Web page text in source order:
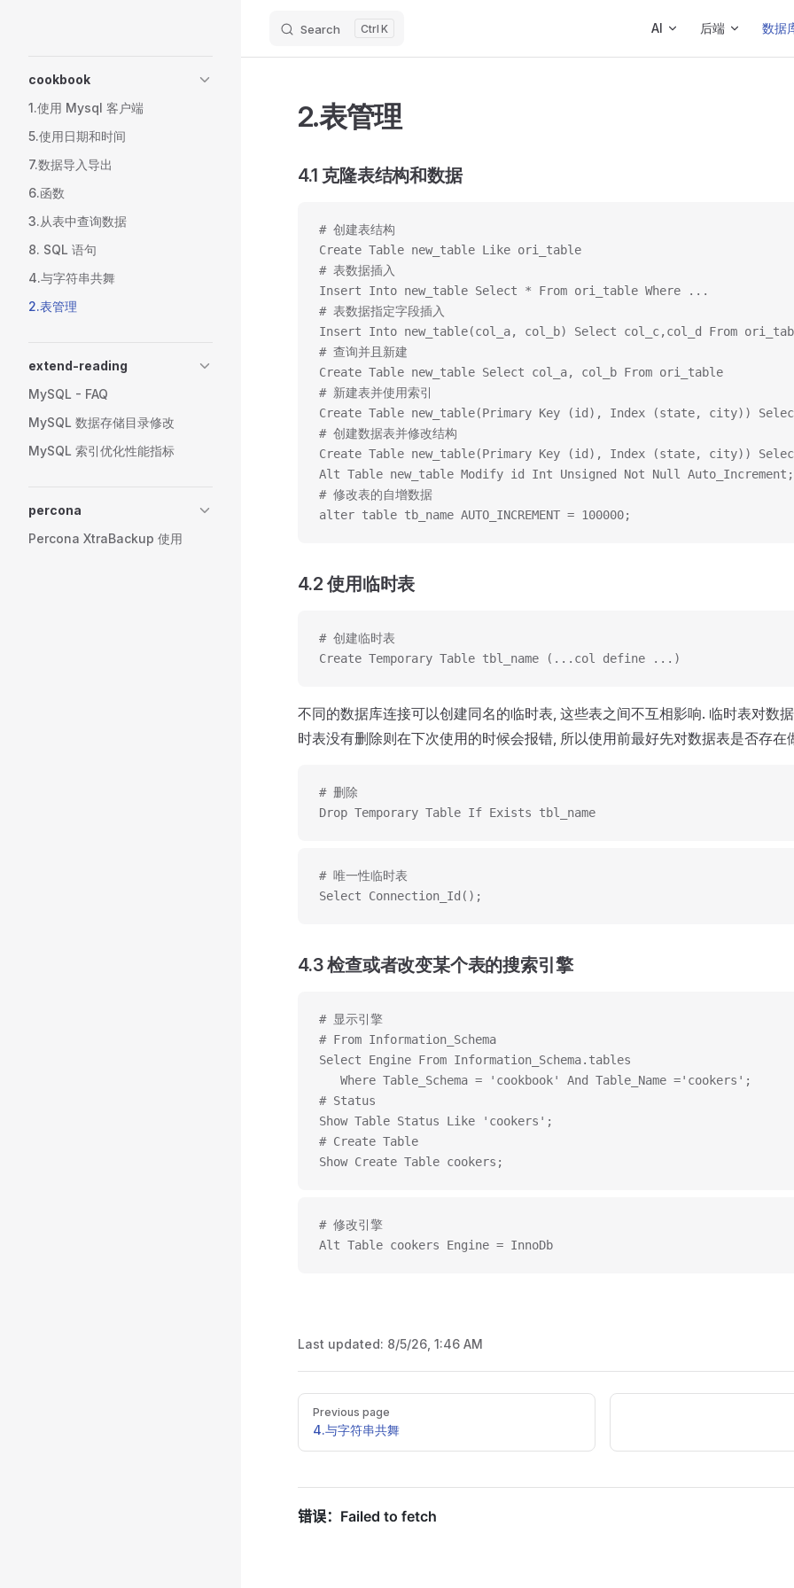
Search K AI 后端 数据
cookbook
1.使用 Mysql 客户端
5.使用日期和时间
7.数据导入导出
6.函数
3.从表中查询数据
8. SQL 语句
4.与字符串共舞
2.表管理
extend-reading
MySQL - FAQ
MySQL 数据存储目录修改
MySQL 索引优化性能指标
percona
Percona XtraBackup 使用
2.表管理
4.1 克隆表结构和数据
# 创建表结构
Create Table new_table Like ori_table
# 表数据插入
Insert Into new_table Select * From ori_table Where ...
# 表数据指定字段插入
Insert Into new_table(col_a, col_b) Select col_c,col_d From
# 查询并且新建
Create Table new_table Select col_a, col_b From ori_table
# 新建表并使用索引
Create Table new_table(Primary Key (id), Index (state, city))
# 创建数据表并修改结构
Create Table new_table(Primary Key (id), Index (state, city))
Alt Table new_table Modify id Int Unsigned Not Null Auto_Increment;
# 修改表的自增数据
alter table tb_name AUTO_INCREMENT = 100000;
4.2 使用临时表
# 创建临时表
Create Temporary Table tbl_name (...col define ...)
不同的数据库连接可以创建同名的临时表, 这些表之间不互相影响. 临时表对数
时表没有删除则在下次使用的时候会报错, 所以使用前最好先对数据表是否存在
# 删除
Drop Temporary Table If Exists tbl_name
# 唯一性临时表
Select Connection_Id();
4.3 检查或者改变某个表的搜索引擎
# 显示引擎
# From Information_Schema
Select Engine From Information_Schema.tables
   Where Table_Schema = 'cookbook' And Table_Name ='cookers';
# Status
Show Table Status Like 'cookers';
# Create Table
Show Create Table cookers;
# 修改引擎
Alt Table cookers Engine = InnoDb
Last updated: 8/5/26, 1:46 AM
Pager
Previous page
4.与字符串共舞